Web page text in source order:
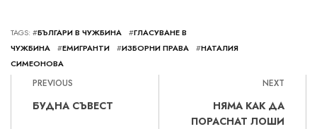
TAGS: #БЪЛГАРИ В ЧУЖБИНА #ГЛАСУВАНЕ В
ЧУЖБИНА
#ЕМИГРАНТИ #ИЗБОРНИ ПРАВА #НАТАЛИЯ
СИМЕОНОВА
PREVIOUS
БУДНА СЪВЕСТ
NEXT
НЯМА КАК ДА
ПОРАСНАТ ЛОШИ